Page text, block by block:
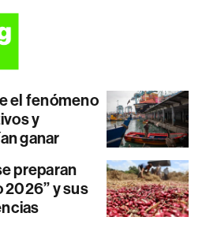
el fenómeno
y
ganar
preparan
2026” y sus